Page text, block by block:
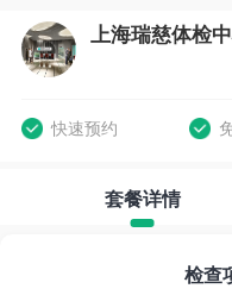
上海瑞慈体检
快速预约
套餐详情
检查